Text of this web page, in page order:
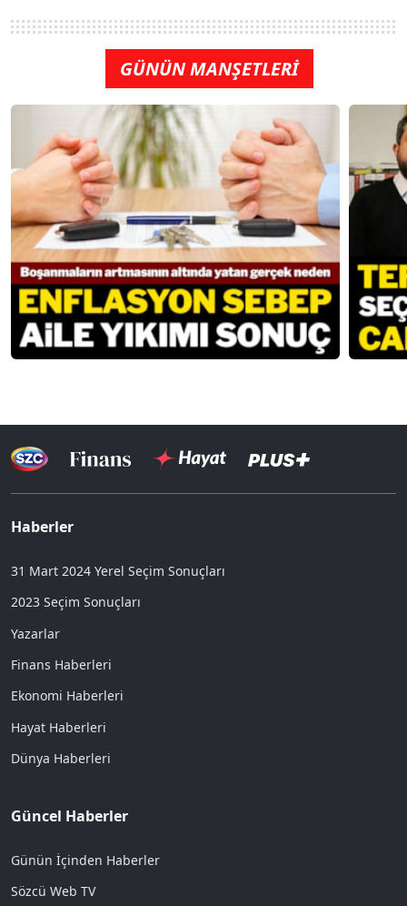
GÜNÜN MANŞETLERİ
Haberler
31 Mart 2024 Yerel Seçim Sonuçları
2023 Seçim Sonuçları
Yazarlar
Finans Haberleri
Ekonomi Haberleri
Hayat Haberleri
Dünya Haberleri
Güncel Haberler
Günün İçinden Haberler
Sözcü Web TV